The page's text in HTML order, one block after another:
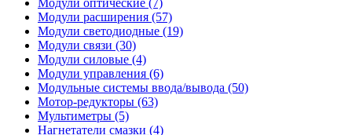
Модули расширения (57)
Модули светодиодные (19)
Модули связи (30)
Модули силовые (4)
Модули управления (6)
Модульные системы ввода/вывода (50)
Мотор-редукторы (63)
Мультиметры (5)
Нагнетатели смазки (4)